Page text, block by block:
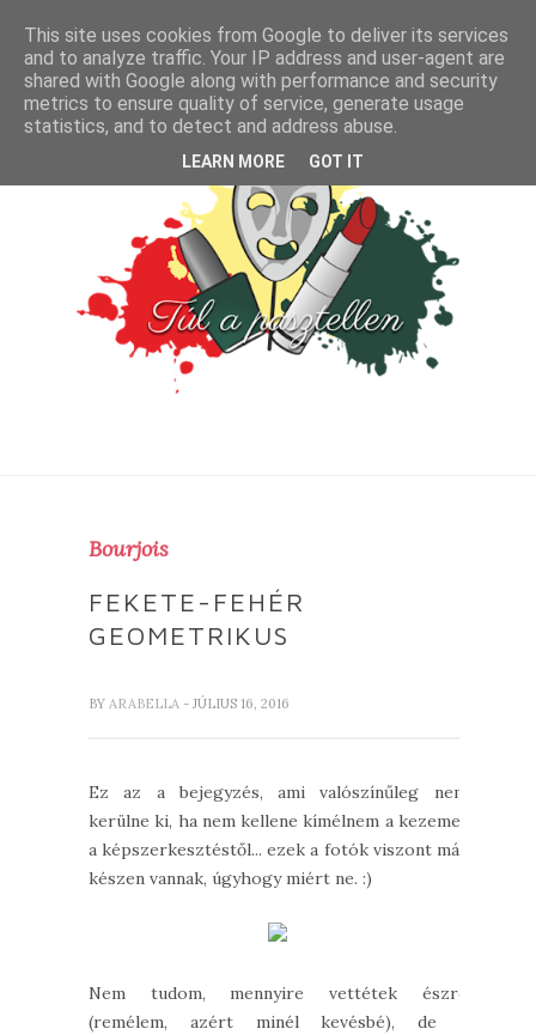
Bourjois
FEKETE-FEHÉR
GEOMETRIKUS
BY ARABELLA - JÚLIUS 16, 2016
Ez az a bejegyzés, ami valószínűleg nem
kerülne ki, ha nem kellene kímélnem a kezemet
a képszerkesztéstől... ezek a fotók viszont már
készen vannak, úgyhogy miért ne. :)
Nem tudom, mennyire vettétek észre
(remélem, azért minél kevésbé), de a
This site uses cookies from Google to deliver its services
and to analyze traffic. Your IP address and user-agent are
shared with Google along with performance and security
metrics to ensure quality of service, generate usage
statistics, and to detect and address abuse.
LEARN MORE GOT IT